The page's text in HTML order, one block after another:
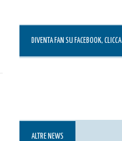
DIVENTA FAN SU FACEBOOK,
ALTRE NEWS